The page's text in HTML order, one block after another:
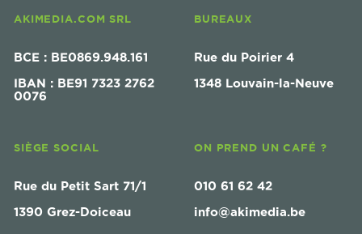
AKIMEDIA.COM SRL
BCE : BE0869.948.161
IBAN : BE91 7323 2762
0076
BUREAUX
Rue du Poirier 4
1348 Louvain-la-Neuve
SIÈGE SOCIAL
Rue du Petit Sart 71/1
1390 Grez-Doiceau
ON PREND UN CAFÉ ?
010 61 62 42
info@akimedia.be